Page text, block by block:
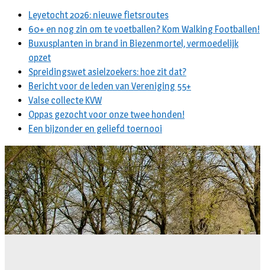
Leyetocht 2026: nieuwe fietsroutes
60+ en nog zin om te voetballen? Kom Walking Footballen!
Buxusplanten in brand in Biezenmortel, vermoedelijk
opzet
Spreidingswet asielzoekers: hoe zit dat?
Bericht voor de leden van Vereniging 55+
Valse collecte KVW
Oppas gezocht voor onze twee honden!
Een bijzonder en geliefd toernooi